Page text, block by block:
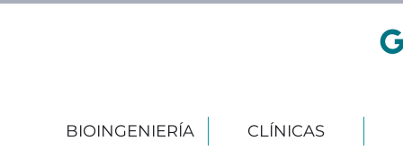
BIOINGENIERÍA CLÍNICAS